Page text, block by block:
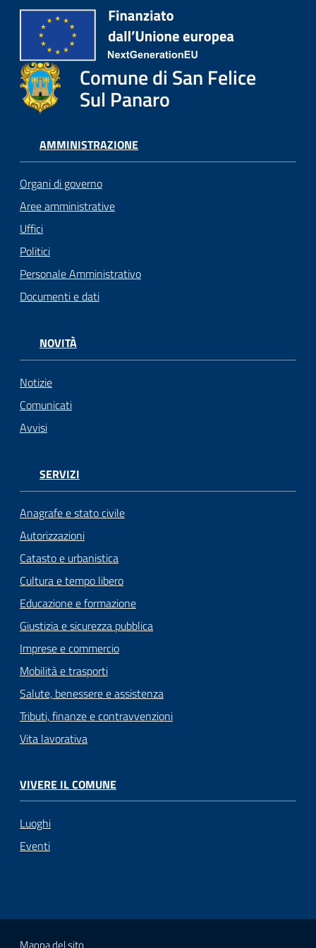
Comune di San Felice
Sul Panaro
AMMINISTRAZIONE
Organi di governo
Aree amministrative
Uffici
Politici
Personale Amministrativo
Documenti e dati
NOVITÀ
Notizie
Comunicati
Avvisi
SERVIZI
Anagrafe e stato civile
Autorizzazioni
Catasto e urbanistica
Cultura e tempo libero
Educazione e formazione
Giustizia e sicurezza pubblica
Imprese e commercio
Mobilità e trasporti
Salute, benessere e assistenza
Tributi, finanze e contravvenzioni
Vita lavorativa
VIVERE IL COMUNE
Luoghi
Eventi
Mappa del sito